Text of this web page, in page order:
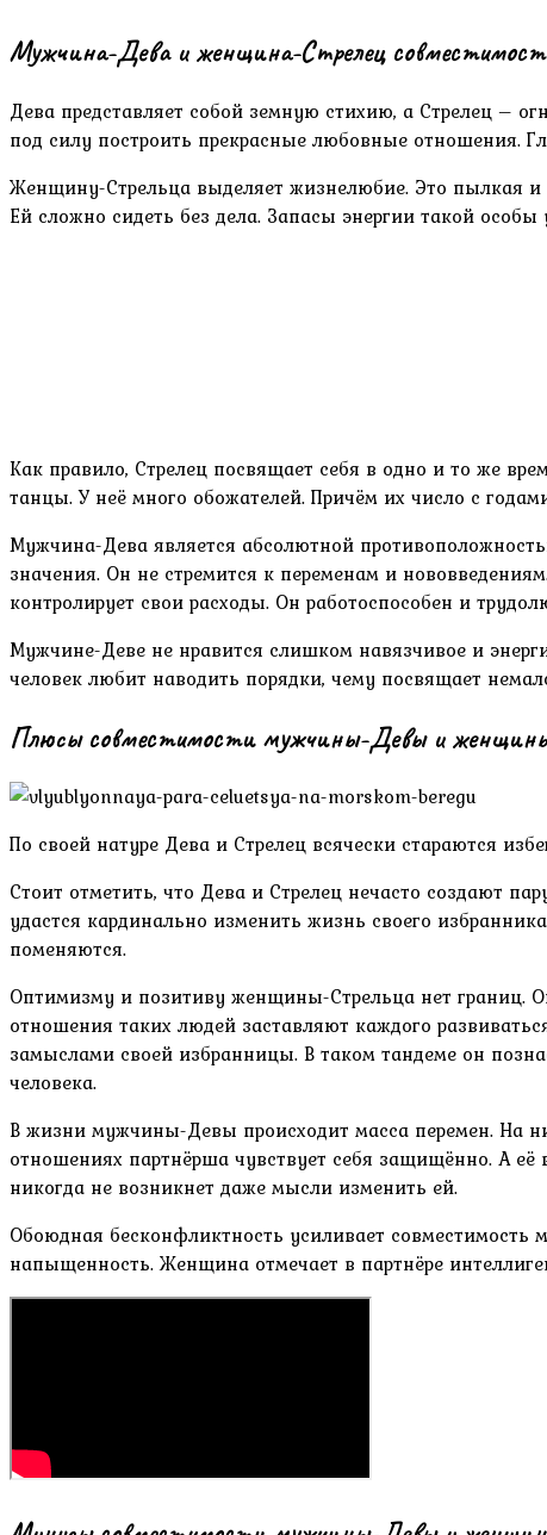
Мужчина-Дева и женщина-Стрелец
Дева представляет собой земную стихию, а Стрелец –
под силу построить прекрасные любовные отношения.
Женщину-Стрельца выделяет жизнелюбие. Это пылкая и
Ей сложно сидеть без дела. Запасы энергии такой
Как правило, Стрелец посвящает себя в одно и то же
танцы. У неё много обожателей. Причём их число с
Мужчина-Дева является абсолютной
значения. Он не стремится к переменам и
контролирует свои расходы. Он работоспособен и
Мужчине-Деве не нравится слишком навязчивое и
человек любит наводить порядки, чему посвящает
Плюсы совместимости мужчины-Девы и
По своей натуре Дева и Стрелец всячески стараются
Стоит отметить, что Дева и Стрелец нечасто создают
удастся кардинально изменить жизнь своего
поменяются.
Оптимизму и позитиву женщины-Стрельца нет границ.
отношения таких людей заставляют каждого
замыслами своей избранницы. В таком тандеме он
человека.
В жизни мужчины-Девы происходит масса перемен. На
отношениях партнёрша чувствует себя защищённо. А
никогда не возникнет даже мысли изменить ей.
Обоюдная бесконфликтность усиливает
напыщенность. Женщина отмечает в партнёре